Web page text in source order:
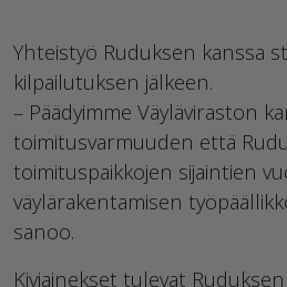
Yhteistyö Ruduksen kanssa
kilpailutuksen jälkeen.
– Päädyimme Väyläviraston
toimitusvarmuuden että
toimituspaikkojen sijaintien
väylärakentamisen
sanoo.
Kiviainekset tulevat